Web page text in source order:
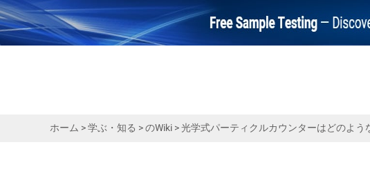
ホーム >学ぶ・知る >のWiki>光学式パーティクルカウンターはどのよ